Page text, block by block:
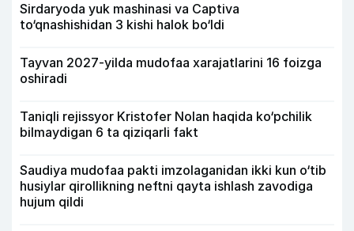
Sirdaryoda yuk mashinasi va Captiva
to‘qnashishidan 3 kishi halok bo‘ldi
Tayvan 2027-yilda mudofaa xarajatlarini 16 foizga
oshiradi
Taniqli rejissyor Kristofer Nolan haqida ko‘pchilik
bilmaydigan 6 ta qiziqarli fakt
Saudiya mudofaa pakti imzolaganidan ikki kun o‘tib
husiylar qirollikning neftni qayta ishlash zavodiga
hujum qildi